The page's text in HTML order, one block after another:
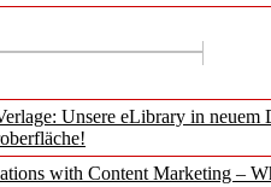
Unsere eLibrary in neuem
with Content Marketing –